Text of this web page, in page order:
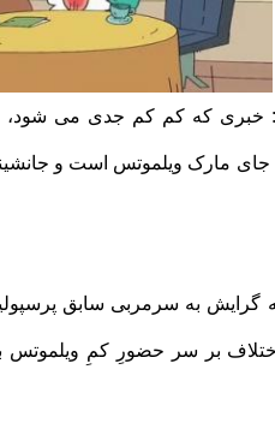
: خبری که کم کم جدی می
به جای مارک ویلموتس است و
به گرایش به سرمربی سابق
بر سر حضورِ کمِ ویلموتس